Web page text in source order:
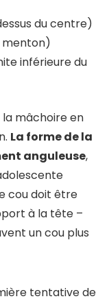
du centre)
menton)
inférieure du
la mâchoire en
La forme de la
anguleuse,
cou doit être
à la tête –
un cou plus
tentative de